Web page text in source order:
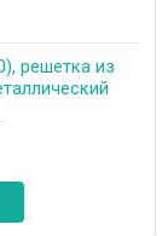
решетка из